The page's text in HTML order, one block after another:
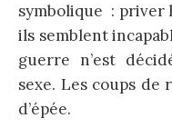
symbolique : priver
ils semblent
guerre n’est
sexe. Les coups de
d’épée.